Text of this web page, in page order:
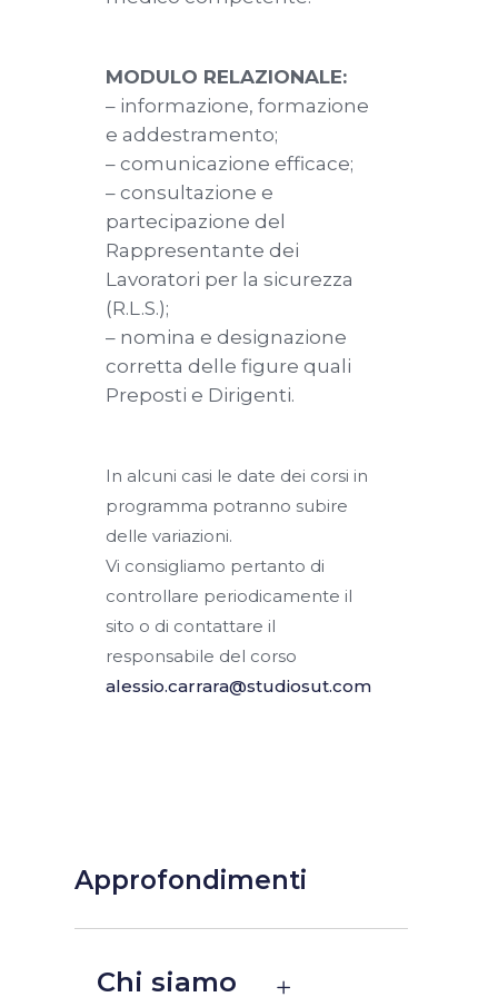
MODULO RELAZIONALE:
– informazione, formazione
e addestramento;
– comunicazione efficace;
– consultazione e
partecipazione del
Rappresentante dei
Lavoratori per la sicurezza
(R.L.S.);
– nomina e designazione
corretta delle figure quali
Preposti e Dirigenti.
In alcuni casi le date dei corsi in
programma potranno subire
delle variazioni.
Vi consigliamo pertanto di
controllare periodicamente il
sito o di contattare il
responsabile del corso
alessio.carrara@studiosut.com
Approfondimenti
Chi siamo